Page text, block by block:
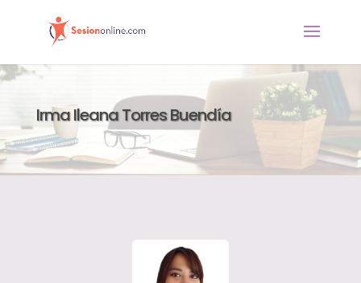
Irma Ileana Torres Buendía